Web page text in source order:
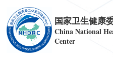
国家卫生健康
China National
Center